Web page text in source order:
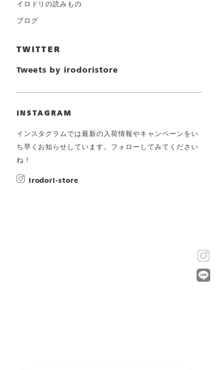
イロドリの読みもの
ブログ
TWITTER
Tweets by irodoristore
INSTAGRAM
インスタグラムでは最新の入荷情報やキャンペーンをい
ち早くお知らせしています。フォローしてみてください
ね！
irodori-store